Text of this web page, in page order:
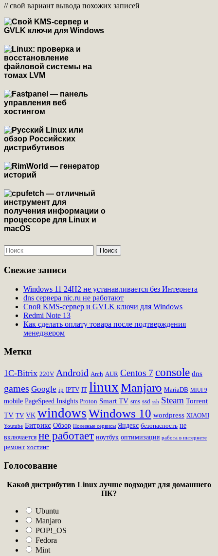
// свой вариант вывода похожих записей
Свежие записи
Windows 11 24H2 не устанавливается без Интернета
dns сервера nic.ru не работают
Свой KMS-сервер и GVLK ключи для Windows
Redmi Note 13
Как сделать оплату товара после подтверждения
менеджером
Метки
1C-Bitrix 220V Android Arch AUR Centos 7 console dns
games Google ip IPTV IT linuxManjaro MariaDB MIUI 9
mobile PageSpeed Insights Proton Smart TV sms ssd ssh Steam Torrent
TV TV VK windowsWindows 10 wordpress XIAOMI
Youtube Битрикс Обзор Полезные сервисы Яндекс безопасность не
включается не работает ноутбук оптимизация работа в интернете
ремонт хостинг
Голосование
Какой дистрибутив Linux лучше подходит для домашнего
ПК?
Ubuntu
Manjaro
POP!_OS
Fedora
Mint